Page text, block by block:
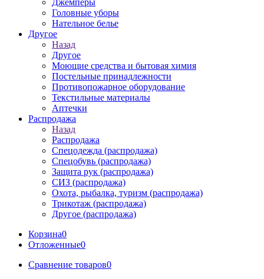
Джемперы
Головные уборы
Нательное белье
Другое
Назад
Другое
Моющие средства и бытовая химия
Постельные принадлежности
Противопожарное оборудование
Текстильные материалы
Аптечки
Распродажа
Назад
Распродажа
Спецодежда (распродажа)
Спецобувь (распродажа)
Защита рук (распродажа)
СИЗ (распродажа)
Охота, рыбалка, туризм (распродажа)
Трикотаж (распродажа)
Другое (распродажа)
Корзина0
Отложенные0
Сравнение товаров0